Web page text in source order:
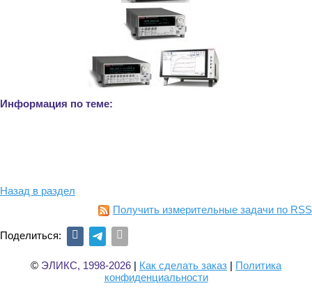
Информация по теме:
Назад в раздел
Получить измерительные задачи по RSS
Поделиться:
© ЭЛИКС, 1998-2026 | Как сделать заказ | Политика
конфиденциальности